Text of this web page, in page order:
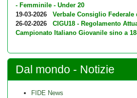
- Femminile - Under 20
19-03-2026
Verbale Consiglio Federale
26-02-2026
CIGU18 - Regolamento
Campionato Italiano Giovanile sino a
Dal mondo - Notizie
FIDE News